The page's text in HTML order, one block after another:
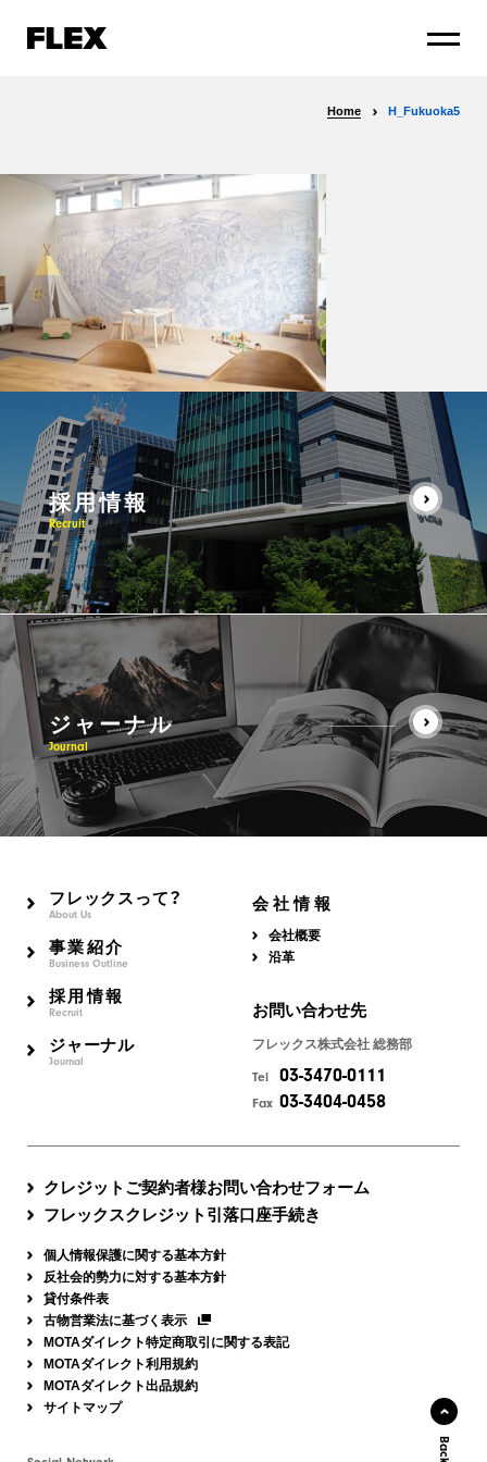
Home H_Fukuoka5
採用情報
Recruit
ジャーナル
Journal
フレックスって？
About Us
事業紹介
Business Outline
採用情報
Recruit
ジャーナル
Journal
会社情報
会社概要
沿革
お問い合わせ先
フレックス株式会社 総務部
Tel 03-3470-0111
Fax 03-3404-0458
クレジットご契約者様お問い合わせフォーム
フレックスクレジット引落口座手続き
個人情報保護に関する基本方針
反社会的勢力に対する基本方針
貸付条件表
古物営業法に基づく表示
MOTAダイレクト特定商取引に関する表記
MOTAダイレクト利用規約
MOTAダイレクト出品規約
サイトマップ